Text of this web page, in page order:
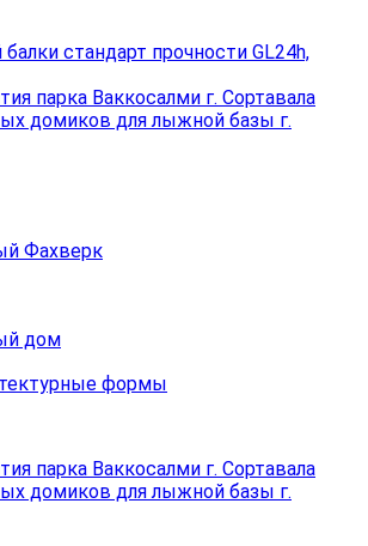
стандарт прочности GL24h,
парка Ваккосалми г. Сортавала
домиков для лыжной базы г.
Фахверк
дом
формы
парка Ваккосалми г. Сортавала
домиков для лыжной базы г.